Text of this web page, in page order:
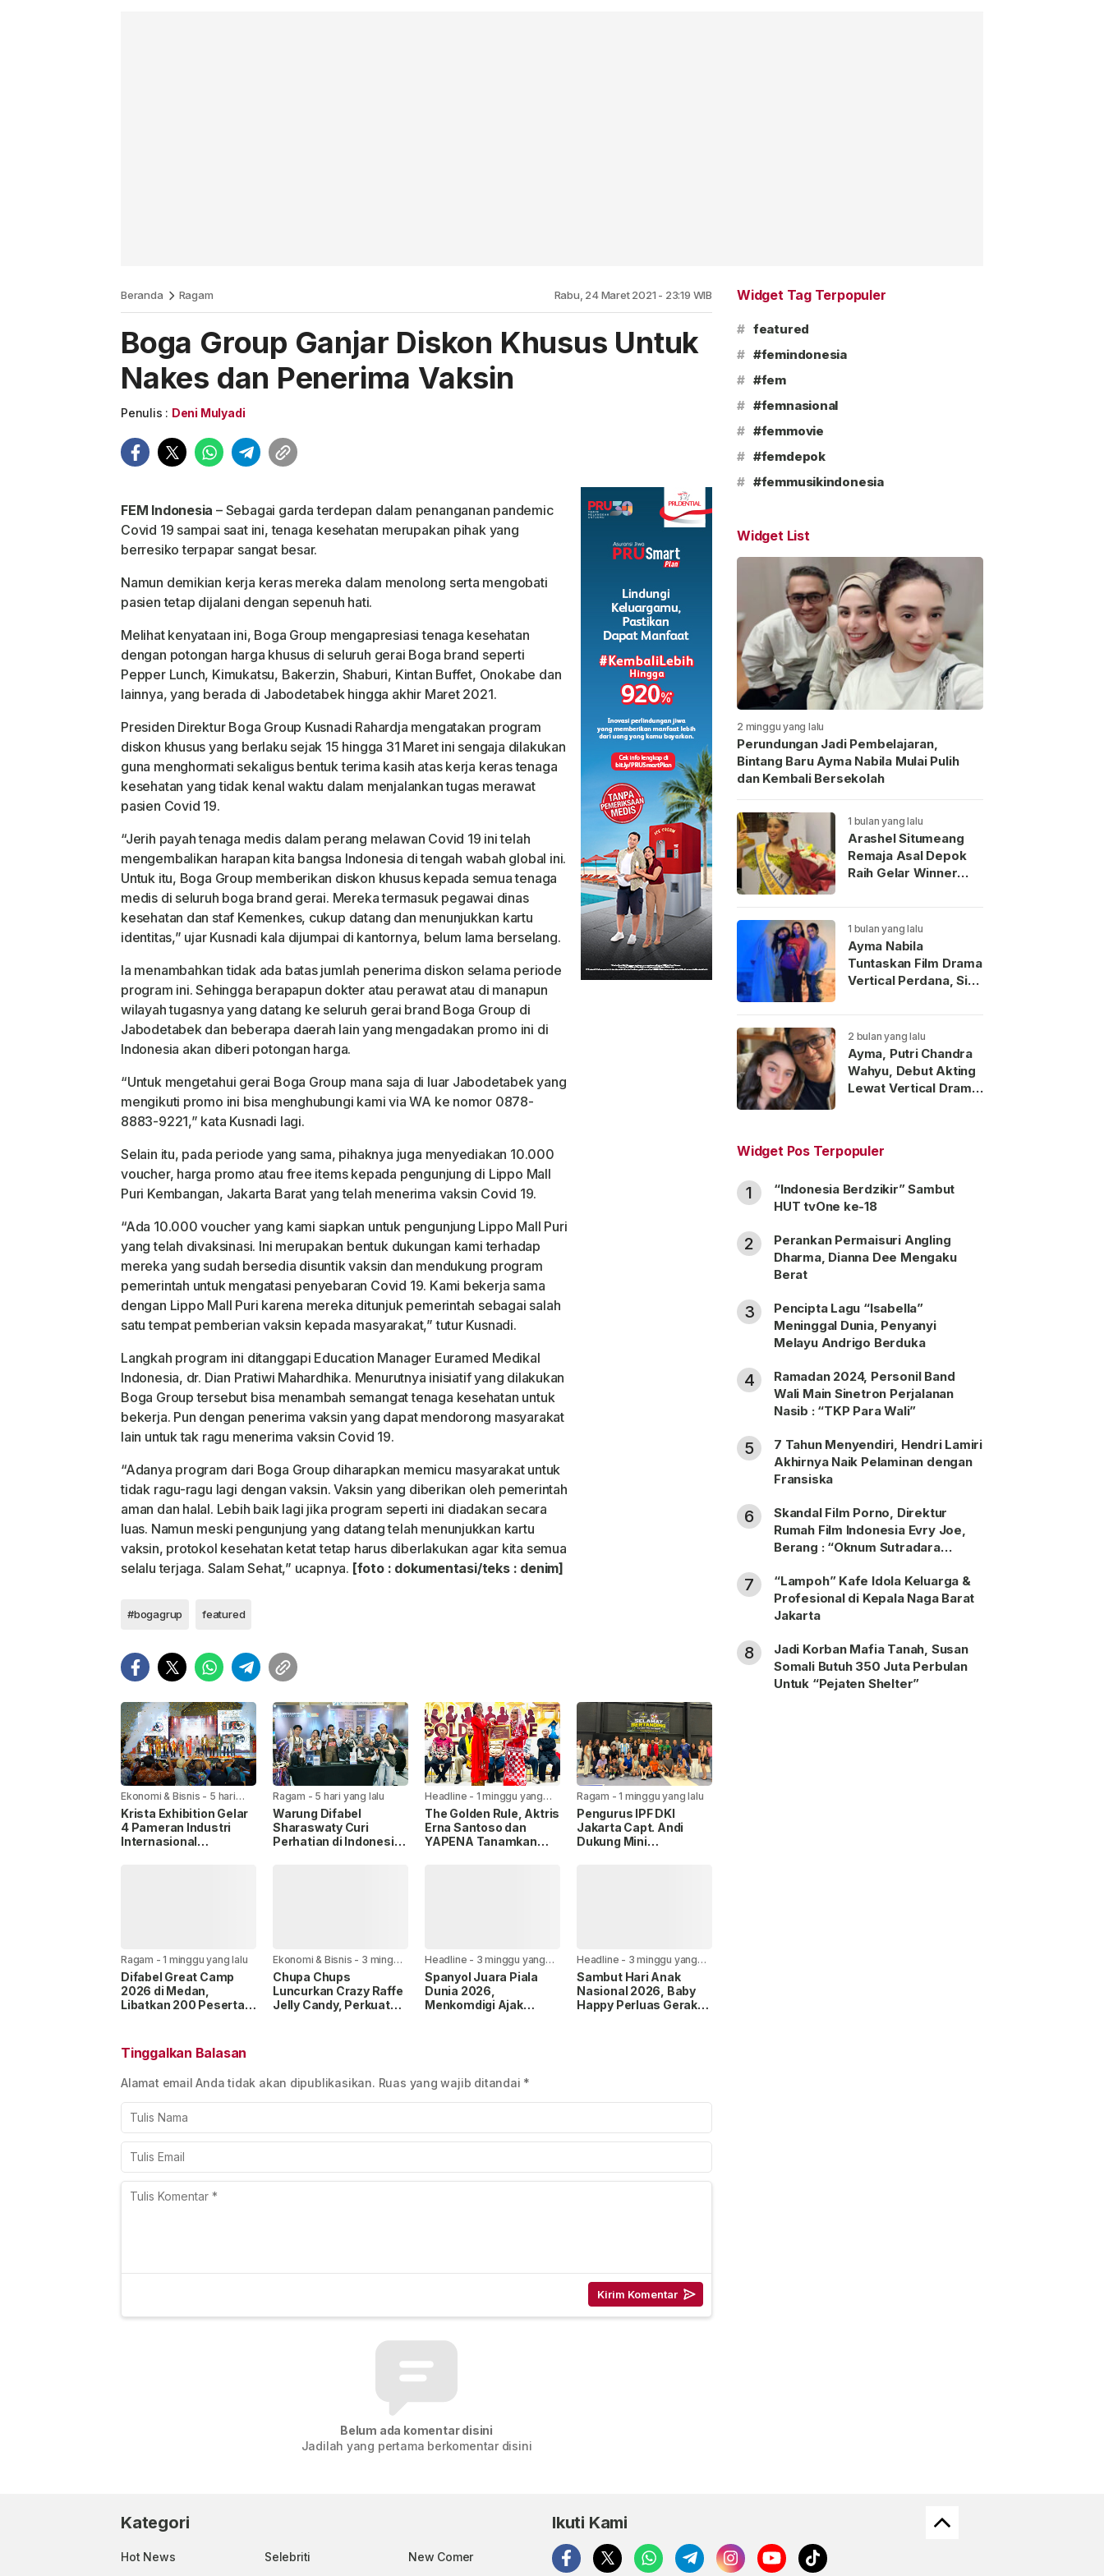
Beranda Ragam Rabu, 24 Maret 2021 - 23:19 WIB
Boga Group Ganjar Diskon Khusus Untuk
Nakes dan Penerima Vaksin
Penulis : Deni Mulyadi
FEM Indonesia – Sebagai garda terdepan dalam penanganan pandemic
Covid 19 sampai saat ini, tenaga kesehatan merupakan pihak yang
berresiko terpapar sangat besar.
Namun demikian kerja keras mereka dalam menolong serta mengobati
pasien tetap dijalani dengan sepenuh hati.
Melihat kenyataan ini, Boga Group mengapresiasi tenaga kesehatan
dengan potongan harga khusus di seluruh gerai Boga brand seperti
Pepper Lunch, Kimukatsu, Bakerzin, Shaburi, Kintan Buffet, Onokabe dan
lainnya, yang berada di Jabodetabek hingga akhir Maret 2021.
Presiden Direktur Boga Group Kusnadi Rahardja mengatakan program
diskon khusus yang berlaku sejak 15 hingga 31 Maret ini sengaja dilakukan
guna menghormati sekaligus bentuk terima kasih atas kerja keras tenaga
kesehatan yang tidak kenal waktu dalam menjalankan tugas merawat
pasien Covid 19.
“Jerih payah tenaga medis dalam perang melawan Covid 19 ini telah
mengembalikan harapan kita bangsa Indonesia di tengah wabah global ini.
Untuk itu, Boga Group memberikan diskon khusus kepada semua tenaga
medis di seluruh boga brand gerai. Mereka termasuk pegawai dinas
kesehatan dan staf Kemenkes, cukup datang dan menunjukkan kartu
identitas,” ujar Kusnadi kala dijumpai di kantornya, belum lama berselang.
Ia menambahkan tidak ada batas jumlah penerima diskon selama periode
program ini. Sehingga berapapun dokter atau perawat atau di manapun
wilayah tugasnya yang datang ke seluruh gerai brand Boga Group di
Jabodetabek dan beberapa daerah lain yang mengadakan promo ini di
Indonesia akan diberi potongan harga.
“Untuk mengetahui gerai Boga Group mana saja di luar Jabodetabek yang
mengikuti promo ini bisa menghubungi kami via WA ke nomor 0878-
8883-9221,” kata Kusnadi lagi.
Selain itu, pada periode yang sama, pihaknya juga menyediakan 10.000
voucher, harga promo atau free items kepada pengunjung di Lippo Mall
Puri Kembangan, Jakarta Barat yang telah menerima vaksin Covid 19.
“Ada 10.000 voucher yang kami siapkan untuk pengunjung Lippo Mall Puri
yang telah divaksinasi. Ini merupakan bentuk dukungan kami terhadap
mereka yang sudah bersedia disuntik vaksin dan mendukung program
pemerintah untuk mengatasi penyebaran Covid 19. Kami bekerja sama
dengan Lippo Mall Puri karena mereka ditunjuk pemerintah sebagai salah
satu tempat pemberian vaksin kepada masyarakat,” tutur Kusnadi.
Langkah program ini ditanggapi Education Manager Euramed Medikal
Indonesia, dr. Dian Pratiwi Mahardhika. Menurutnya inisiatif yang dilakukan
Boga Group tersebut bisa menambah semangat tenaga kesehatan untuk
bekerja. Pun dengan penerima vaksin yang dapat mendorong masyarakat
lain untuk tak ragu menerima vaksin Covid 19.
“Adanya program dari Boga Group diharapkan memicu masyarakat untuk
tidak ragu-ragu lagi dengan vaksin. Vaksin yang diberikan oleh pemerintah
aman dan halal. Lebih baik lagi jika program seperti ini diadakan secara
luas. Namun meski pengunjung yang datang telah menunjukkan kartu
vaksin, protokol kesehatan ketat tetap harus diberlakukan agar kita semua
selalu terjaga. Salam Sehat,” ucapnya. [foto : dokumentasi/teks : denim]
#bogagrup featured
Ekonomi & Bisnis - 5 hari
yang lalu
Krista Exhibition Gelar
4 Pameran Industri
Internasional
Ragam - 5 hari yang lalu
Warung Difabel
Sharaswaty Curi
Perhatian di Indonesia
Headline - 1 minggu yang
lalu
The Golden Rule, Aktris
Erna Santoso dan
YAPENA Tanamkan
Ragam -1 minggu yang lalu
Pengurus IPF DKI
Jakarta Capt. Andi
Dukung Mini
Ragam -1 minggu yang lalu
Difabel Great Camp
2026 di Medan,
Libatkan 200 Peserta
Ekonomi & Bisnis - 3 minggu
yang lalu
Chupa Chups
Luncurkan Crazy Raffe
Jelly Candy, Perkuat
Headline - 3 minggu yang
lalu
Spanyol Juara Piala
Dunia 2026,
Menkomdigi Ajak
Headline - 3 minggu yang
lalu
Sambut Hari Anak
Nasional 2026, Baby
Happy Perluas Gerakan
Tinggalkan Balasan
Alamat email Anda tidak akan dipublikasikan. Ruas yang wajib ditandai *
Belum ada komentar disini
Jadilah yang pertama berkomentar disini
Widget Tag Terpopuler
# featured
# #femindonesia
# #fem
# #femnasional
# #femmovie
# #femdepok
# #femmusikindonesia
Widget List
2 minggu yang lalu
Perundungan Jadi Pembelajaran,
Bintang Baru Ayma Nabila Mulai Pulih
dan Kembali Bersekolah
1 bulan yang lalu
Arashel Situmeang
Remaja Asal Depok
Raih Gelar Winner
1 bulan yang lalu
Ayma Nabila
Tuntaskan Film Drama
Vertical Perdana, Siap
Indonesia
2 bulan yang lalu
Ayma, Putri Chandra
Wahyu, Debut Akting
Lewat Vertical Drama
Widget Pos Terpopuler
1
“Indonesia Berdzikir” Sambut
HUT tvOne ke-18
2
Perankan Permaisuri Angling
Dharma, Dianna Dee Mengaku
Berat
3
Pencipta Lagu “Isabella”
Meninggal Dunia, Penyanyi
Melayu Andrigo Berduka
4
Ramadan 2024, Personil Band
Wali Main Sinetron Perjalanan
Nasib : “TKP Para Wali”
5
7 Tahun Menyendiri, Hendri Lamiri
Akhirnya Naik Pelaminan dengan
Fransiska
6
Skandal Film Porno, Direktur
Rumah Film Indonesia Evry Joe,
Berang : “Oknum Sutradara
7
“Lampoh” Kafe Idola Keluarga &
Profesional di Kepala Naga Barat
Jakarta
8
Jadi Korban Mafia Tanah, Susan
Somali Butuh 350 Juta Perbulan
Untuk “Pejaten Shelter”
Kategori
Hot News Selebriti
New Comer
Ikuti Kami